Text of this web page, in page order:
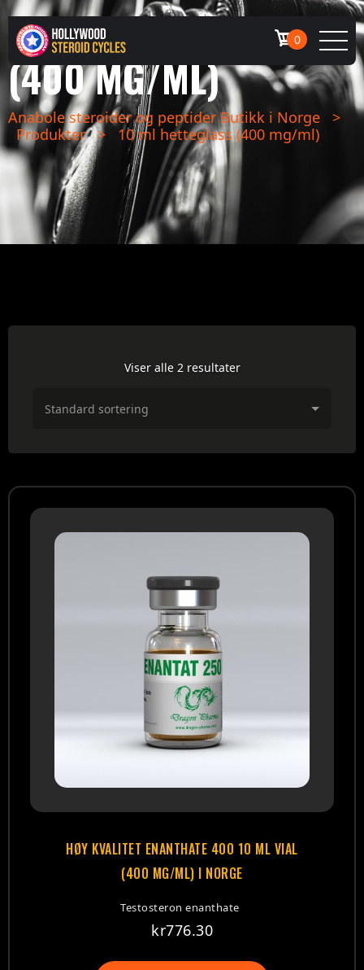
0
10 ML HETTEGLASS
(400 MG/ML)
Anabole steroider og peptider Butikk i Norge
>
Produkter > 10 ml hetteglass (400 mg/ml)
Viser alle 2 resultater
HØY KVALITET ENANTHATE 400 10 ML VIAL
(400 MG/ML) I NORGE
Testosteron enanthate
kr776.30